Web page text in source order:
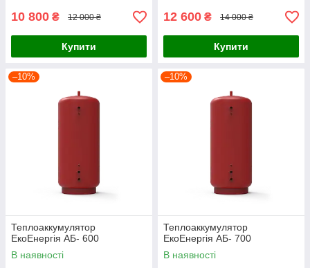
10 800 ₴ 12 000 ₴
Купити
12 600 ₴ 14 000 ₴
Купити
–10%
Теплоаккумулятор
ЕкоЕнергія АБ- 600
В наявності
–10%
Теплоаккумулятор
ЕкоЕнергія АБ- 700
В наявності